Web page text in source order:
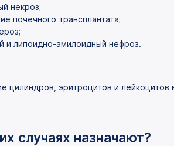
некроз;
почечного трансплантата;
и липоидно-амилоидный нефроз.
цилиндров, эритроцитов и
случаях назначают?